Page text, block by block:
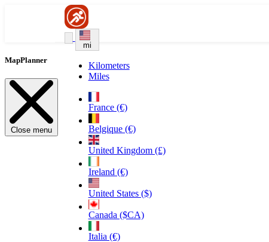
mi
Kilometers
Miles
France (€)
Belgique (€)
United Kingdom (£)
Ireland (€)
United States ($)
Canada ($CA)
Italia (€)
MapPlanner
Close menu